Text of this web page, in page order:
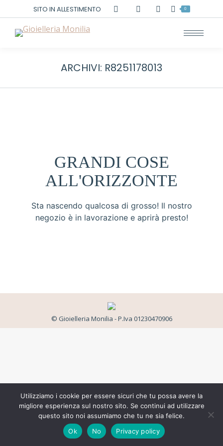
SITO IN ALLESTIMENTO Cerca: 0
ARCHIVI: R8251178013
GRANDI COSE
ALL'ORIZZONTE
Sta nascendo qualcosa di grosso! Il nostro
negozio è in lavorazione e aprirà presto!
© Gioielleria Monilia - P.Iva 01230470906
Utilizziamo i cookie per essere sicuri che tu possa avere la
migliore esperienza sul nostro sito. Se continui ad utilizzare
questo sito noi assumiamo che tu ne sia felice.
Ok
No Privacy policy